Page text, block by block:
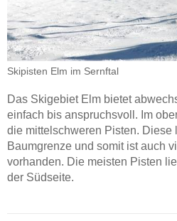
Skipisten Elm im Sernftal
Das Skigebiet Elm bietet
einfach bis anspruchsvoll. Im
die mittelschweren Pisten.
Baumgrenze und somit ist auch
vorhanden. Die meisten Pisten
der Südseite.